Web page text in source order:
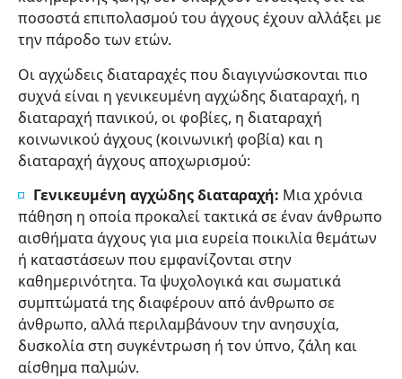
ποσοστά επιπολασμού του άγχους έχουν αλλάξει με
την πάροδο των ετών.
Οι αγχώδεις διαταραχές που διαγιγνώσκονται πιο
συχνά είναι η γενικευμένη αγχώδης διαταραχή, η
διαταραχή πανικού, οι φοβίες, η διαταραχή
κοινωνικού άγχους (κοινωνική φοβία) και η
διαταραχή άγχους αποχωρισμού:
Γενικευμένη αγχώδης διαταραχή: Μια χρόνια
πάθηση η οποία προκαλεί τακτικά σε έναν άνθρωπο
αισθήματα άγχους για μια ευρεία ποικιλία θεμάτων
ή καταστάσεων που εμφανίζονται στην
καθημερινότητα. Τα ψυχολογικά και σωματικά
συμπτώματά της διαφέρουν από άνθρωπο σε
άνθρωπο, αλλά περιλαμβάνουν την ανησυχία,
δυσκολία στη συγκέντρωση ή τον ύπνο, ζάλη και
αίσθημα παλμών.